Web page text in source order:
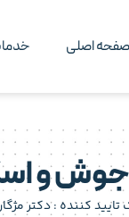
صفحه اصلی
و
کننده :دکتر